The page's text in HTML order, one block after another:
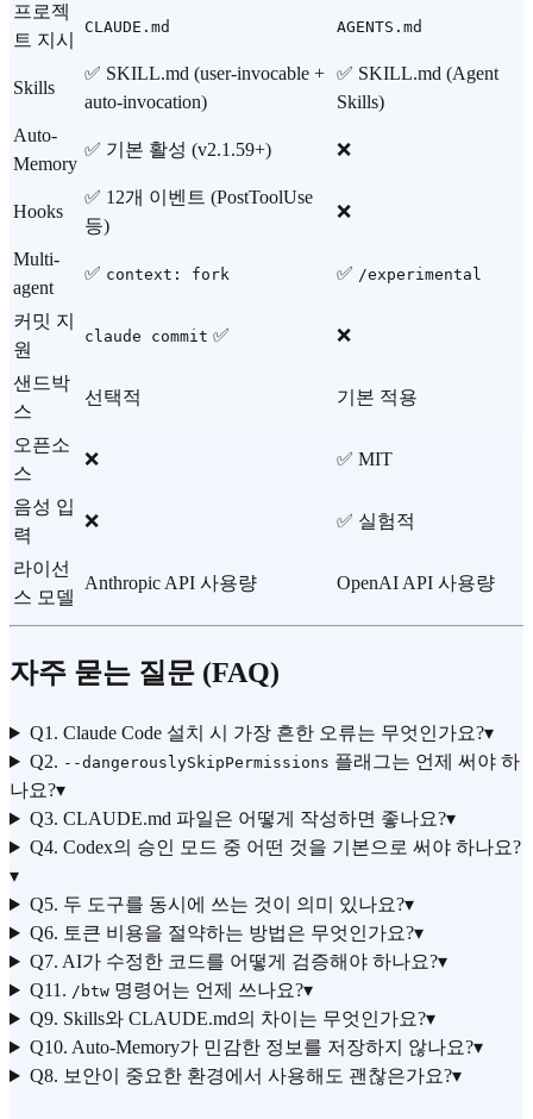
프로젝
트 지시
CLAUDE.md AGENTS.md
Skills
✅ SKILL.md (user-invocable +
auto-invocation)
✅ SKILL.md (Agent
Skills)
Auto-
Memory
✅ 기본 활성 (v2.1.59+) ❌
Hooks
✅ 12개 이벤트 (PostToolUse
등)
❌
Multi-
agent
✅ context: fork ✅ /experimental
커밋 지
원
claude commit ✅ ❌
샌드박
스
선택적 기본 적용
오픈소
스
❌ ✅ MIT
음성 입
력
❌ ✅ 실험적
라이선
스 모델
Anthropic API 사용량 OpenAI API 사용량
자주 묻는 질문 (FAQ)
Q1. Claude Code 설치 시 가장 흔한 오류는 무엇인가요?▾
Q2. --dangerouslySkipPermissions 플래그는 언제 써야 하
나요?▾
Q3. CLAUDE.md 파일은 어떻게 작성하면 좋나요?▾
Q4. Codex의 승인 모드 중 어떤 것을 기본으로 써야 하나요?
▾
Q5. 두 도구를 동시에 쓰는 것이 의미 있나요?▾
Q6. 토큰 비용을 절약하는 방법은 무엇인가요?▾
Q7. AI가 수정한 코드를 어떻게 검증해야 하나요?▾
Q11. /btw명령어는 언제 쓰나요?▾
Q9. Skills와 CLAUDE.md의 차이는 무엇인가요?▾
Q10. Auto-Memory가 민감한 정보를 저장하지 않나요?▾
Q8. 보안이 중요한 환경에서 사용해도 괜찮은가요?▾